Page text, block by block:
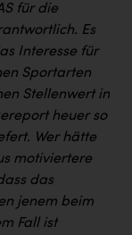
für die
Es
Interesse für
Sportarten
Stellenwert in
heuer so
Wer hätte
motiviertere
das
jenem beim
Fall ist